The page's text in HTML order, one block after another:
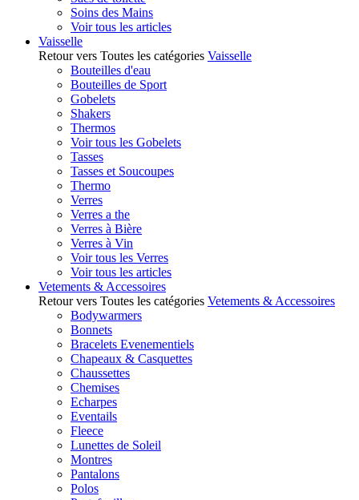
Soins des Mains
Voir tous les articles
Vaisselle
Retour vers Toutes les catégories Vaisselle
Bouteilles d'eau
Bouteilles de Sport
Gobelets
Shakers
Thermos
Voir tous les Gobelets
Tasses
Tasses et Soucoupes
Thermo
Verres
Verres a the
Verres à Bière
Verres à Vin
Voir tous les Verres
Voir tous les articles
Vetements & Accessoires
Retour vers Toutes les catégories Vetements & Accessoires
Bodywarmers
Bonnets
Bracelets Evenementiels
Chapeaux & Casquettes
Chaussettes
Chemises
Echarpes
Eventails
Fleece
Lunettes de Soleil
Montres
Pantalons
Polos